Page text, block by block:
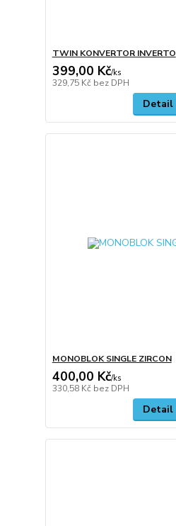
TWIN KONVERTOR INVERTO
399,00 Kč/ks
329,75 Kč bez DPH
Detail
MONOBLOK SINGLE ZIRCON
400,00 Kč/ks
330,58 Kč bez DPH
Detail